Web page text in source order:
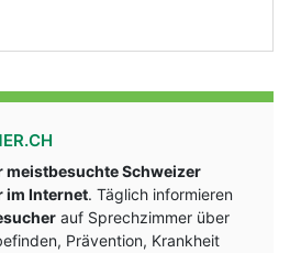
meistbesuchte Schweizer
im Internet. Täglich informieren
auf Sprechzimmer über
Prävention, Krankheit